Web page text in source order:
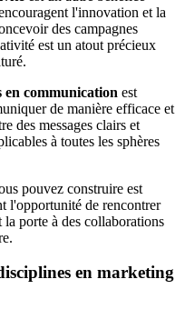
l'innovation et la
des campagnes
est un atout précieux
en communication est
de manière efficace et
des messages clairs et
à toutes les sphères
pouvez construire est
l'opportunité de rencontrer
la porte à des collaborations
en marketing